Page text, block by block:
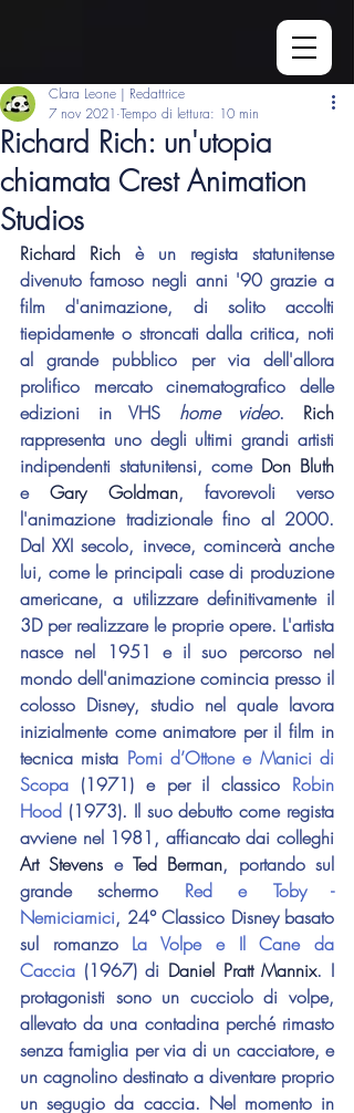
Richard Rich: un'utopia
chiamata Crest Animation
Studios
Clara Leone | Redattrice
7 nov 2021 Tempo di lettura: 10 min
Richard Rich è un regista statunitense
divenuto famoso negli anni '90 grazie a
film d'animazione, di solito accolti
tiepidamente o stroncati dalla critica, noti
al grande pubblico per via dell'allora
prolifico mercato cinematografico delle
edizioni in VHS home video.
rappresenta uno degli ultimi grandi artisti
indipendenti statunitensi, come Don Bluth
e Gary Goldman, favorevoli verso
l'animazione tradizionale fino al 2000.
Dal XXI secolo, invece, comincerà anche
lui, come le principali case di produzione
americane, a utilizzare definitivamente il
3D per realizzare le proprie opere. L'artista
nasce nel 1951 e il suo percorso nel
mondo dell'animazione comincia presso il
colosso Disney, studio nel quale lavora
inizialmente come animatore per il film in
tecnica mista Pomi d’Ottone e Manici di
Scopa (1971) e per il classico Robin
Hood (1973). Il suo debutto come regista
Art Stevens e Ted Berman, portando sul
grande schermo Red e Toby -
Nemiciamici, 24° Classico Disney basato
sul romanzo La Volpe e Il Cane da
Caccia (1967) di Daniel Pratt Mannix. I
protagonisti sono un cucciolo di volpe,
allevato da una contadina perché rimasto
senza famiglia per via di un cacciatore, e
un cagnolino destinato a diventare proprio
un segugio da caccia. Nel momento in